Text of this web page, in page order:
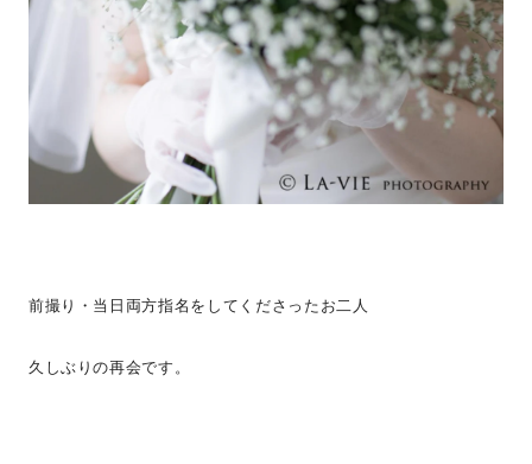
前撮り・当日両方指名をしてくださったお二人
久しぶりの再会です。